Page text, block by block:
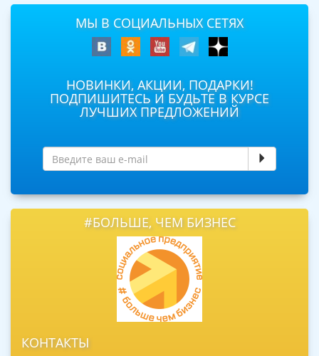
МЫ В СОЦИАЛЬНЫХ СЕТЯХ
НОВИНКИ, АКЦИИ, ПОДАРКИ!
ПОДПИШИТЕСЬ И БУДЬТЕ В КУРСЕ
ЛУЧШИХ ПРЕДЛОЖЕНИЙ
#БОЛЬШЕ, ЧЕМ БИЗНЕС
КОНТАКТЫ